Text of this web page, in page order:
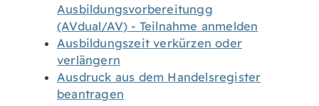
Ausbildungsvorbereitungg
(AVdual/AV) - Teilnahme anmelden
Ausbildungszeit verkürzen oder
verlängern
Ausdruck aus dem Handelsregister
beantragen